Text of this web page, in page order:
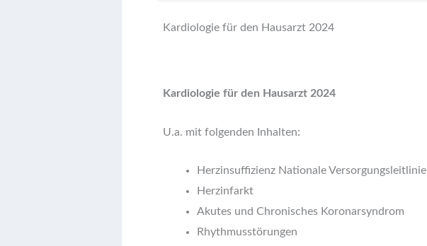
Kardiologie für den Hausarzt 2024
Kardiologie für den Hausarzt 2024
U.a. mit folgenden Inhalten:
Herzinsuffizienz Nationale Versorgungsleitlinie
Herzinfarkt
Akutes und Chronisches Koronarsyndrom
Rhythmusstörungen